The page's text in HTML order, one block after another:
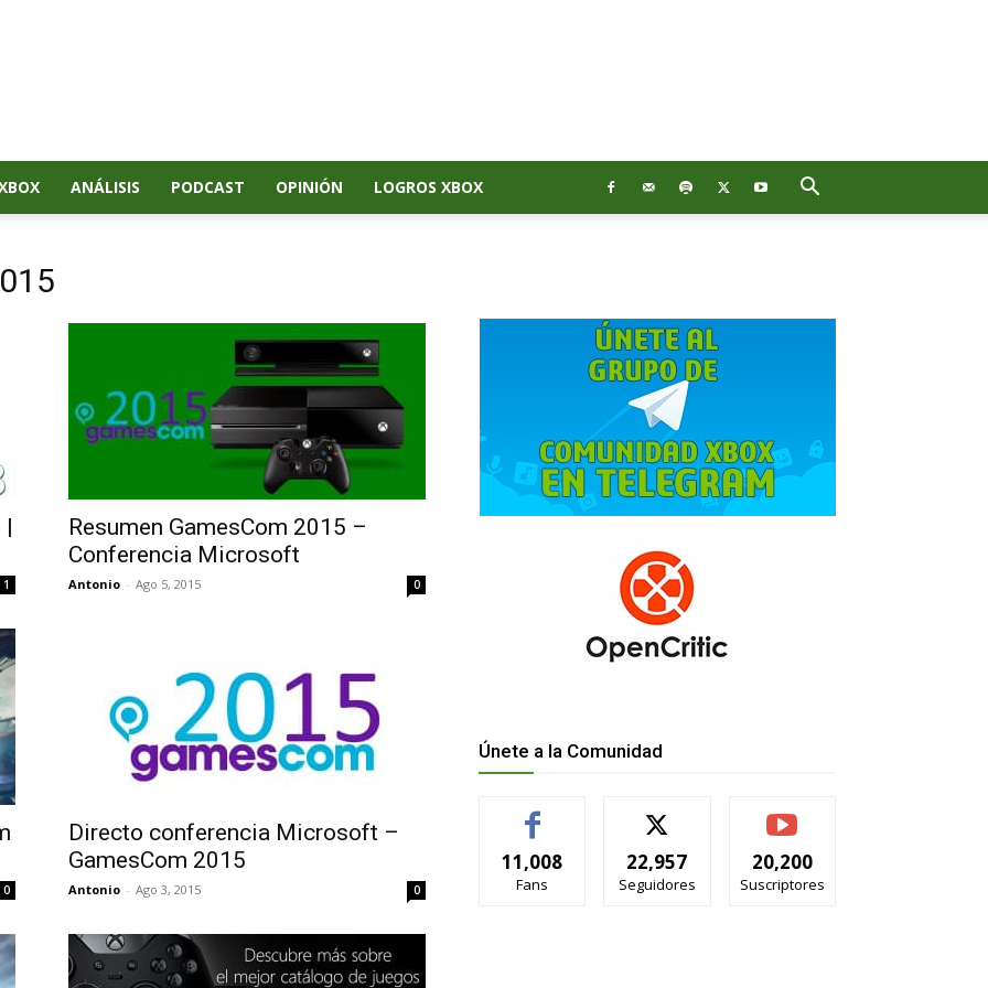
ANÁLISIS PODCAST OPINIÓN LOGROS XBOX
|
1
Resumen GamesCom 2015 –
Conferencia Microsoft
Antonio - Ago 5, 2015 0
0
Directo conferencia Microsoft –
GamesCom 2015
Antonio - Ago 3, 2015 0
Únete a la Comunidad
11,008
Fans
22,957
Seguidores
20,200
Suscriptores